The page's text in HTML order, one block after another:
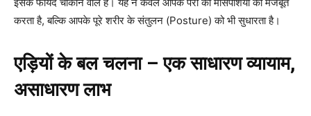
करता है, बल्कि आपके पूरे शरीर के संतुलन (Posture) को भी सुधारता है।
एड़ियों के बल चलना – एक साधारण व्यायाम,
असाधारण लाभ